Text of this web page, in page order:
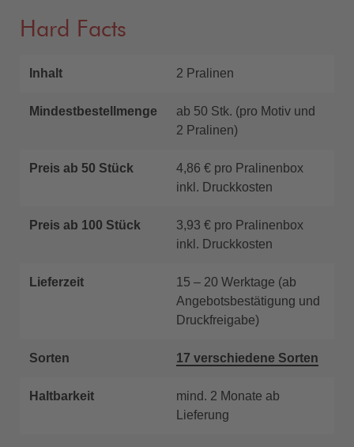
Hard Facts
Inhalt 2 Pralinen
Mindestbestellmenge
ab 50 Stk. (pro Motiv und
2 Pralinen)
Preis ab 50 Stück
4,86 € pro Pralinenbox
inkl. Druckkosten
Preis ab 100 Stück
3,93 € pro Pralinenbox
inkl. Druckkosten
Lieferzeit
15 – 20 Werktage (ab
Angebotsbestätigung und
Druckfreigabe)
Sorten 17 verschiedene Sorten
Haltbarkeit
mind. 2 Monate ab
Lieferung